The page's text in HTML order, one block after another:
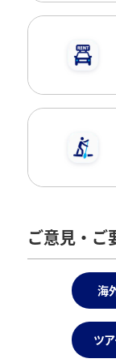
ご意見・ご
海
ツ